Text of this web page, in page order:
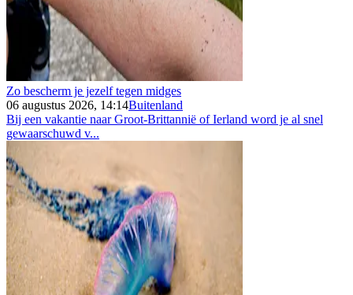
Zo bescherm je jezelf tegen midges
06 augustus 2026, 14:14Buitenland
Bij een vakantie naar Groot-Brittannië of Ierland word je al snel
gewaarschuwd v...